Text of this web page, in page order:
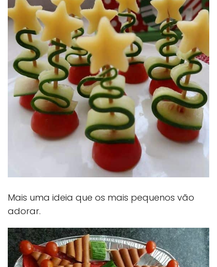
Mais uma ideia que os mais pequenos vão
adorar.